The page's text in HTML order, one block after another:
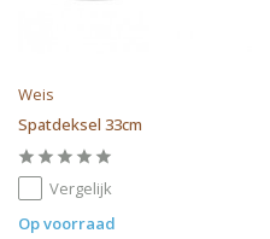
Weis
Spatdeksel 33cm
Vergelijk
Op voorraad